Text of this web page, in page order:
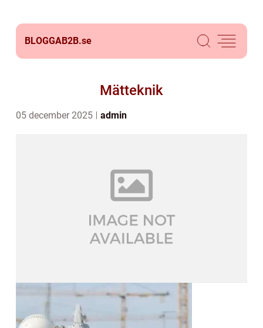
BLOGGAB2B.se
Mätteknik
05 december 2025 admin